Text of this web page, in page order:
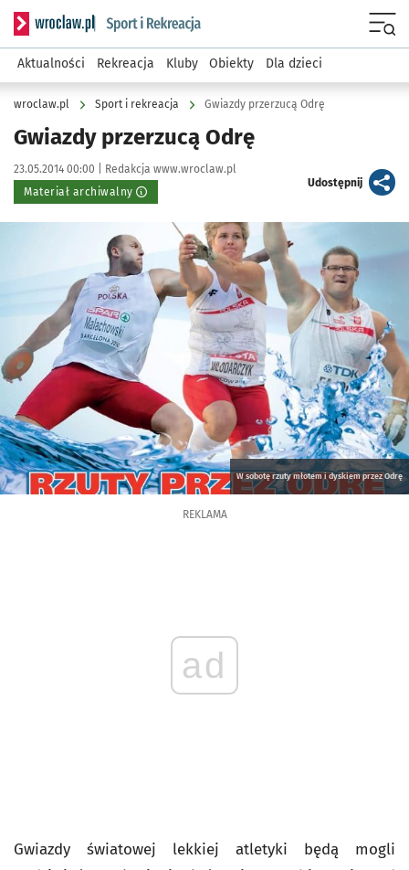
Serwis informacyjny wroclaw.pl podserwis: Sport i rekreacja
Aktualności Rekreacja Kluby Obiekty Dla dzieci
wroclaw.pl Sport i rekreacja Gwiazdy przerzucą Odrę
Gwiazdy przerzucą Odrę
Data publikacji:
23.05.2014 00:00 | Autor:
Redakcja www.wroclaw.pl
Materiał archiwalny
Udostępnijartykuł
Kliknij, aby powiększyć
W sobotę rzuty młotem i dyskiem przez Odrę
REKLAMA
ad
Gwiazdy światowej lekkiej atletyki będą mogli